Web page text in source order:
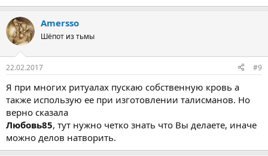
Amersso
Шёпот из тьмы
22.02.2017 #9
Я при многих ритуалах пускаю собственную кровь а
также использую ее при изготовлении талисманов. Но
верно сказала
Любовь85, тут нужно четко знать что Вы делаете, иначе
можно делов натворить.